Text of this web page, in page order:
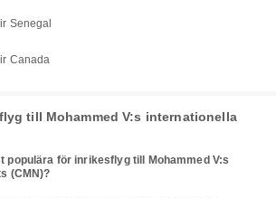
Senegal
Canada
till Mohammed V:s internationella
populära för inrikesflyg till Mohammed V:s
(CMN)?